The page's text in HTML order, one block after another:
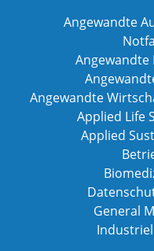
Angewandte
Angewandte
Angewandte
Applied Life
Applied
General